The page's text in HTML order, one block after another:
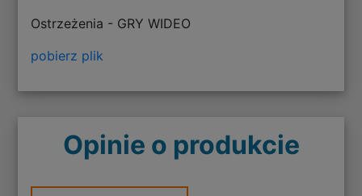
Ostrzeżenia - GRY WIDEO
pobierz plik
Opinie o produkcie